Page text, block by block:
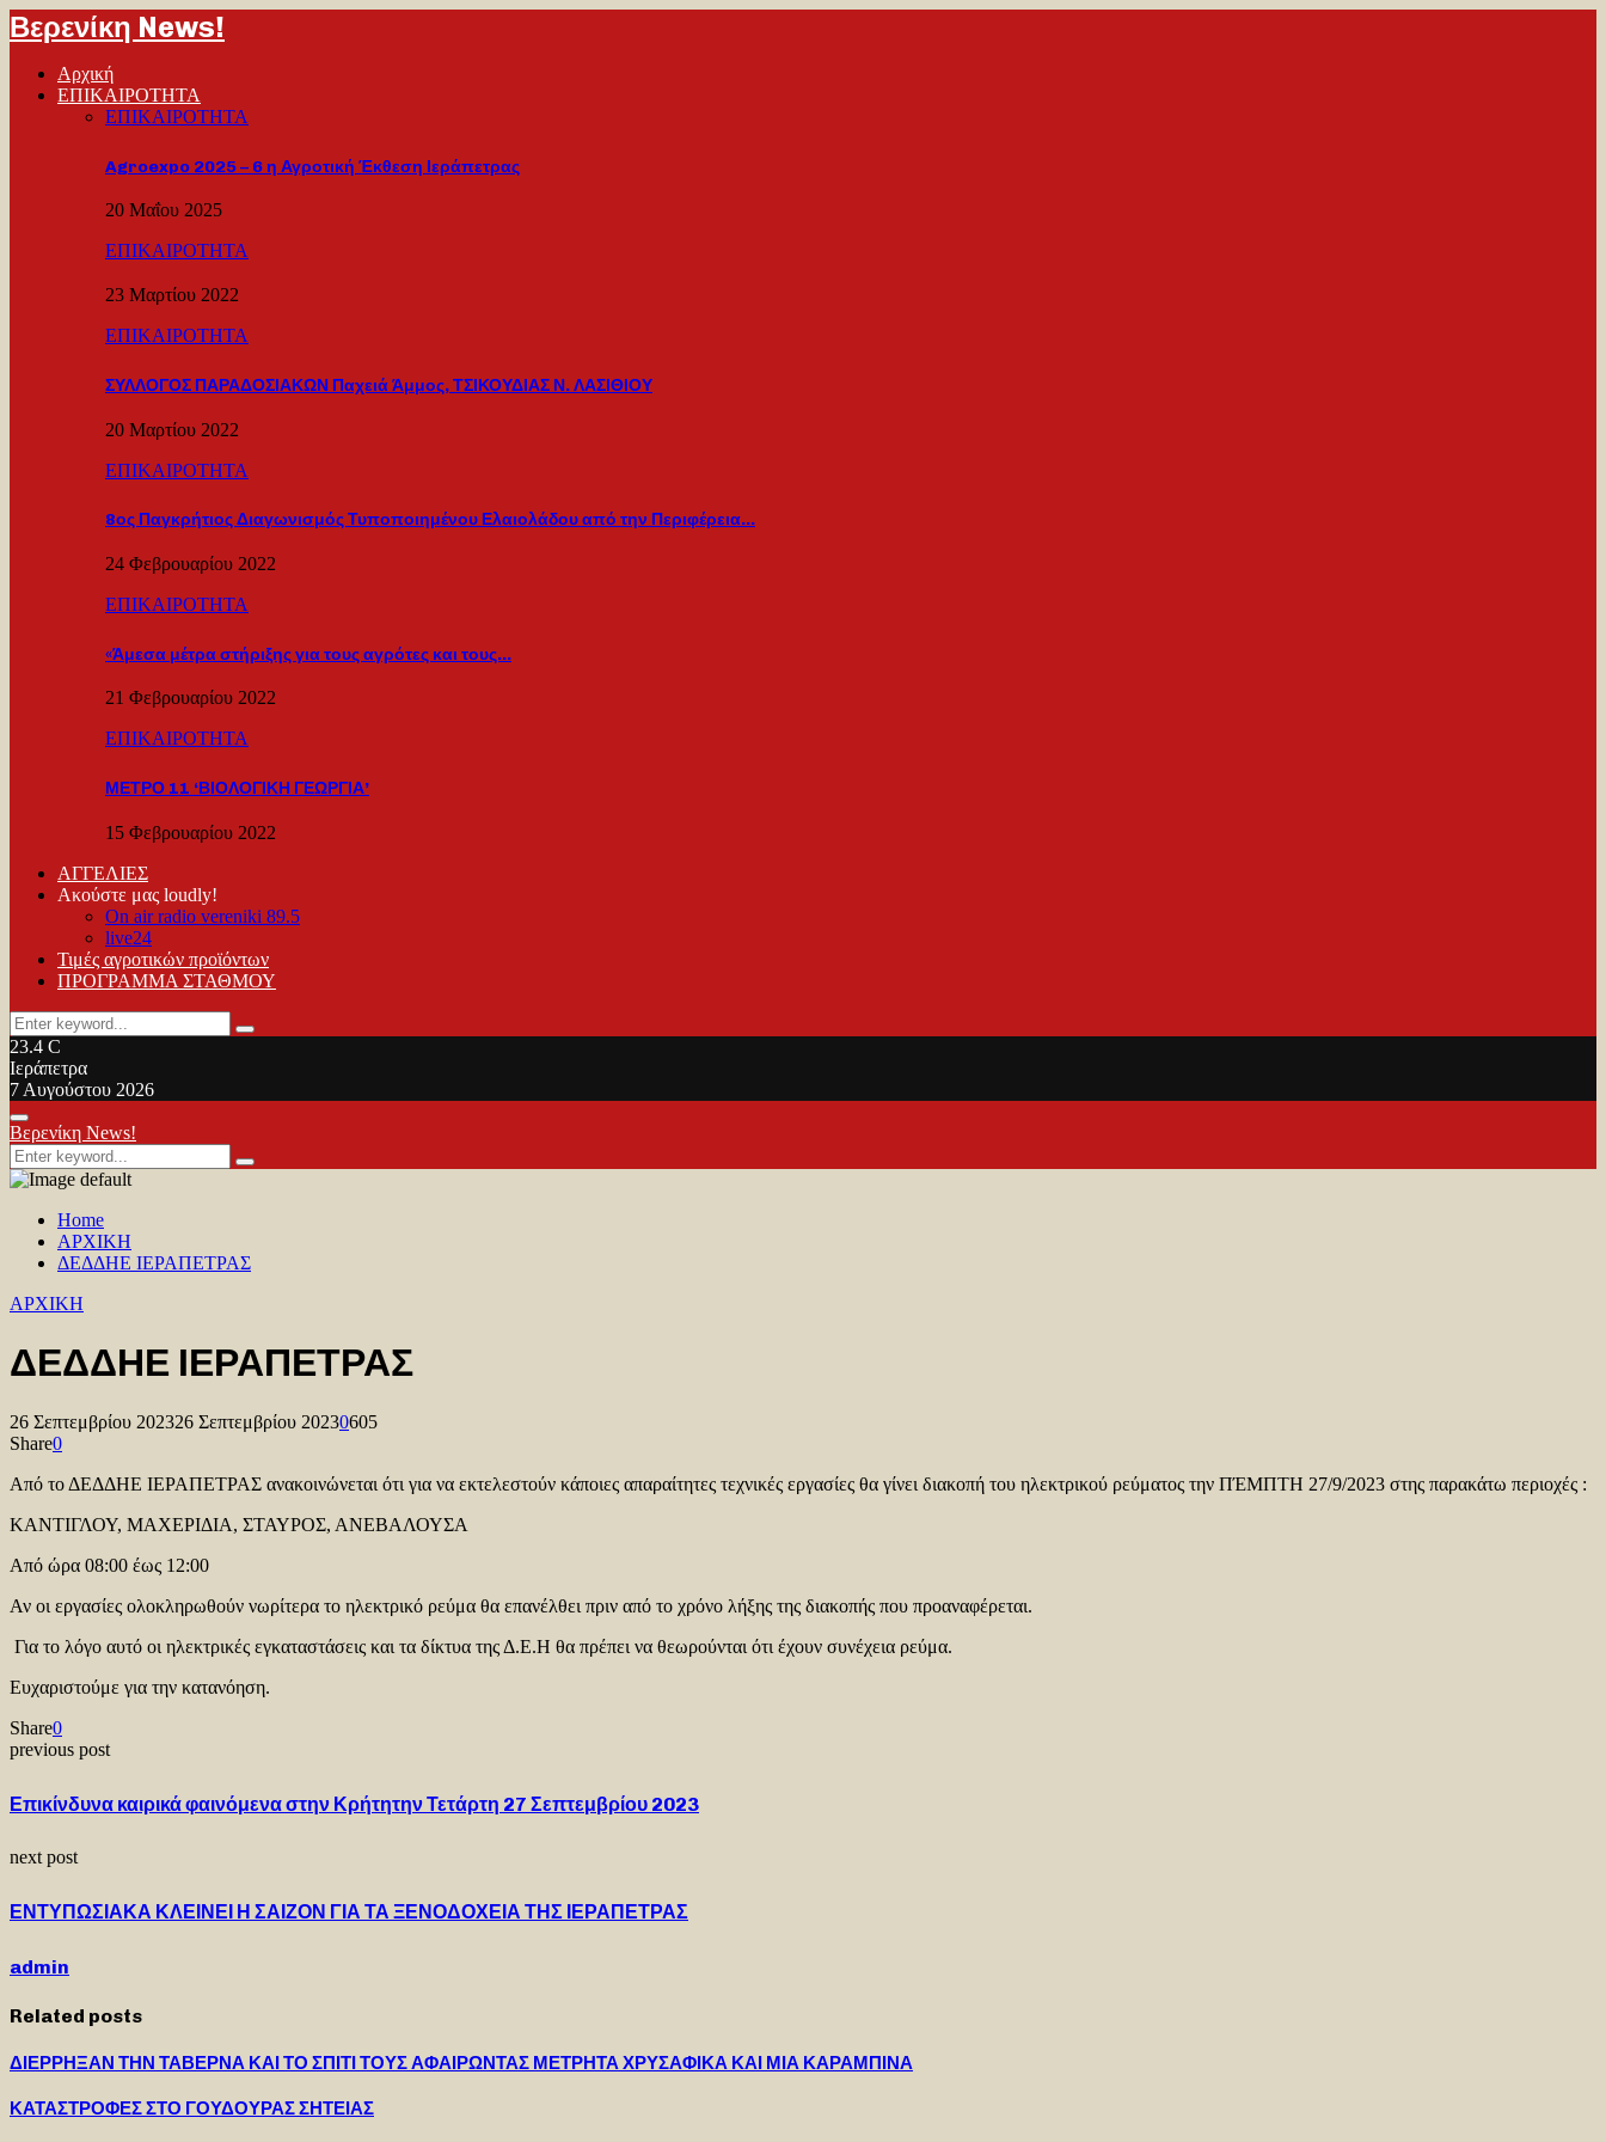
Βερενίκη News!
Αρχική
ΕΠΙΚΑΙΡΟΤΗΤΑ
ΕΠΙΚΑΙΡΟΤΗΤΑ
Agroexpo 2025 – 6 η Αγροτική Έκθεση Ιεράπετρας
20 Μαΐου 2025
ΕΠΙΚΑΙΡΟΤΗΤΑ
23 Μαρτίου 2022
ΕΠΙΚΑΙΡΟΤΗΤΑ
ΣΥΛΛΟΓΟΣ ΠΑΡΑΔΟΣΙΑΚΩΝ Παχειά Άμμος, ΤΣΙΚΟΥΔΙΑΣ Ν. ΛΑΣΙΘΙΟΥ
20 Μαρτίου 2022
ΕΠΙΚΑΙΡΟΤΗΤΑ
8ος Παγκρήτιος Διαγωνισμός Τυποποιημένου Ελαιολάδου από την Περιφέρεια…
24 Φεβρουαρίου 2022
ΕΠΙΚΑΙΡΟΤΗΤΑ
«Άμεσα μέτρα στήριξης για τους αγρότες και τους…
21 Φεβρουαρίου 2022
ΕΠΙΚΑΙΡΟΤΗΤΑ
ΜΕΤΡΟ 11 ‘ΒΙΟΛΟΓΙΚΗ ΓΕΩΡΓΙΑ’
15 Φεβρουαρίου 2022
ΑΓΓΕΛΙΕΣ
Ακούστε μας loudly!
On air radio vereniki 89.5
live24
Τιμές αγροτικών προϊόντων
ΠΡΟΓΡΑΜΜΑ ΣΤΑΘΜΟΥ
Search
for:
Search
23.4 C
Ιεράπετρα
7 Αυγούστου 2026
Facebook
Twitter
Youtube
Primary
Menu
Βερενίκη News!
Search
for:
Search
Home
ΑΡΧΙΚΗ
ΔΕΔΔΗΕ ΙΕΡΑΠΕΤΡΑΣ
ΑΡΧΙΚΗ
ΔΕΔΔΗΕ ΙΕΡΑΠΕΤΡΑΣ
26 Σεπτεμβρίου 202326 Σεπτεμβρίου 20230605
Share0
Από το ΔΕΔΔΗΕ ΙΕΡΑΠΕΤΡΑΣ ανακοινώνεται ότι για να εκτελεστούν κάποιες απαραίτητες τεχνικές εργασίες θα γίνει διακοπή του ηλεκτρικού ρεύματος την ΠΈΜΠΤΗ 27/9/2023 στης παρακάτω περιοχές :
ΚΑΝΤΙΓΛΟΥ, ΜΑΧΕΡΙΔΙΑ, ΣΤΑΥΡΟΣ, ΑΝΕΒΑΛΟΥΣΑ
Από ώρα 08:00 έως 12:00
Αν οι εργασίες ολοκληρωθούν νωρίτερα το ηλεκτρικό ρεύμα θα επανέλθει πριν από το χρόνο λήξης της διακοπής που προαναφέρεται.
Για το λόγο αυτό οι ηλεκτρικές εγκαταστάσεις και τα δίκτυα της Δ.Ε.Η θα πρέπει να θεωρούνται ότι έχουν συνέχεια ρεύμα.
Ευχαριστούμε για την κατανόηση.
Share0
previous post
Επικίνδυνα καιρικά φαινόμενα στην Κρήτητην Τετάρτη 27 Σεπτεμβρίου 2023
next post
ΕΝΤΥΠΩΣΙΑΚΑ ΚΛΕΙΝΕΙ Η ΣΑΙΖΟΝ ΓΙΑ ΤΑ ΞΕΝΟΔΟΧΕΙΑ ΤΗΣ ΙΕΡΑΠΕΤΡΑΣ
admin
Related posts
ΔΙΕΡΡΗΞΑΝ ΤΗΝ ΤΑΒΕΡΝΑ ΚΑΙ ΤΟ ΣΠΙΤΙ ΤΟΥΣ ΑΦΑΙΡΩΝΤΑΣ ΜΕΤΡΗΤΑ ΧΡΥΣΑΦΙΚΑ ΚΑΙ ΜΙΑ ΚΑΡΑΜΠΙΝΑ
ΚΑΤΑΣΤΡΟΦΕΣ ΣΤΟ ΓΟΥΔΟΥΡΑΣ ΣΗΤΕΙΑΣ